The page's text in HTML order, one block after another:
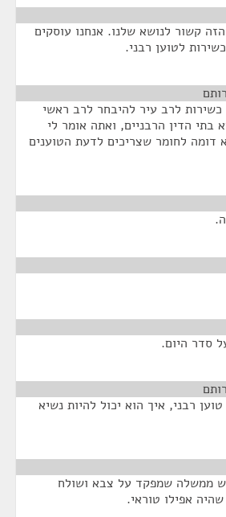
קשור לנושא שלנו. אנחנו עוסקים
לטוען רבני.
כשירות לרב עיר להיבחר לרב ראשי
בתי הדין הרבניים, ואתה אומר לי
דומה לחומר שצריכים לדעת הטוענים
סדר היום.
רבני, איך הוא יכול להיות נשיא
ממשלה שמפקד על צבא ושולח
אפילו טוראי.